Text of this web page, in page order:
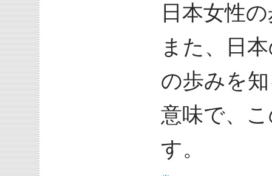
日本女性
また、日
の歩みを
意味で、
す。